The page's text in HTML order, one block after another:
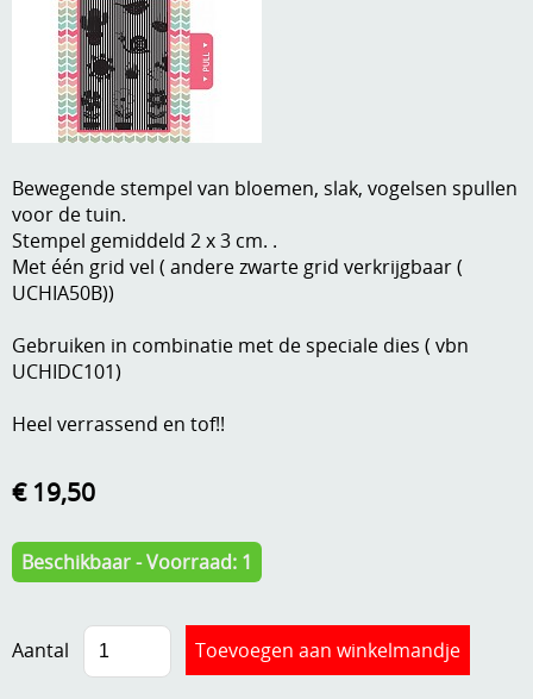
Boeken en magazines
Dies om te stansen
DVD-CD
Handige extra's
Hechtingsmaterialen
Hout , MDF, kartonmateriaal, steen
Kleurmateriaal-tekenmateriaal
Leuke versieringen
Merken
Netjes opbergen
Papier en karton
Ponsen
Anders creatief
Gastenboek
Bewegende stempel van bloemen, slak, vogelsen spullen
voor de tuin.
Stempel gemiddeld 2 x 3 cm. .
Met één grid vel ( andere zwarte grid verkrijgbaar (
UCHIA50B))
Gebruiken in combinatie met de speciale dies ( vbn
UCHIDC101)
Heel verrassend en tof!!
€ 19,50
Beschikbaar - Voorraad: 1
Aantal